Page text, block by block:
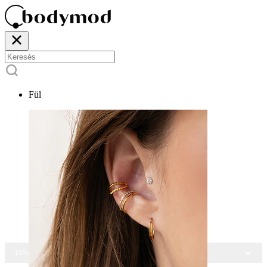
Fül
-15% MINDEN ÉKSZERRE